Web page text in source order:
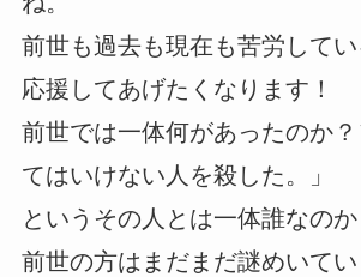
前世も過去も現在も苦労してい
応援してあげたくなります！
前世では一体何があったのか
てはいけない人を殺した。」
というその人とは一体誰なのか
前世の方はまだまだ謎めいてい